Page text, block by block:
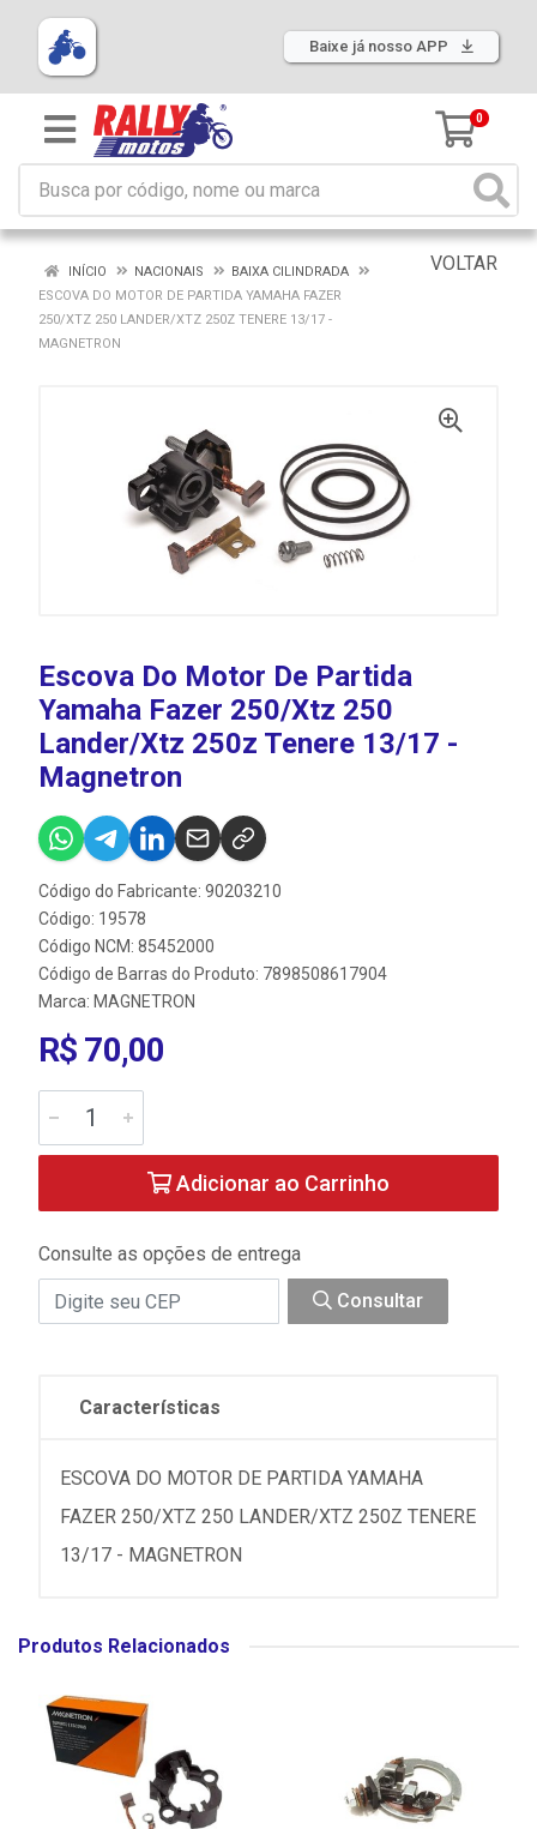
Baixe já nosso APP
0
VOLTAR
INÍCIO NACIONAIS
BAIXA CILINDRADA
ESCOVA DO MOTOR DE PARTIDA YAMAHA FAZER
250/XTZ 250 LANDER/XTZ 250Z TENERE 13/17 -
MAGNETRON
Escova Do Motor De Partida
Yamaha Fazer 250/Xtz 250
Lander/Xtz 250z Tenere 13/17 -
Magnetron
Código do Fabricante: 90203210
Código: 19578
Código NCM: 85452000
Código de Barras do Produto: 7898508617904
Marca: MAGNETRON
R$ 70,00
Adicionar ao Carrinho
Consulte as opções de entrega
Consultar
Características
ESCOVA DO MOTOR DE PARTIDA YAMAHA
FAZER 250/XTZ 250 LANDER/XTZ 250Z TENERE
13/17 - MAGNETRON
Produtos Relacionados